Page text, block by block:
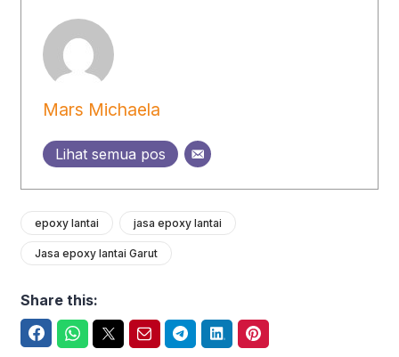
Mars Michaela
Lihat semua pos
epoxy lantai jasa epoxy lantai
Jasa epoxy lantai Garut
Share this: